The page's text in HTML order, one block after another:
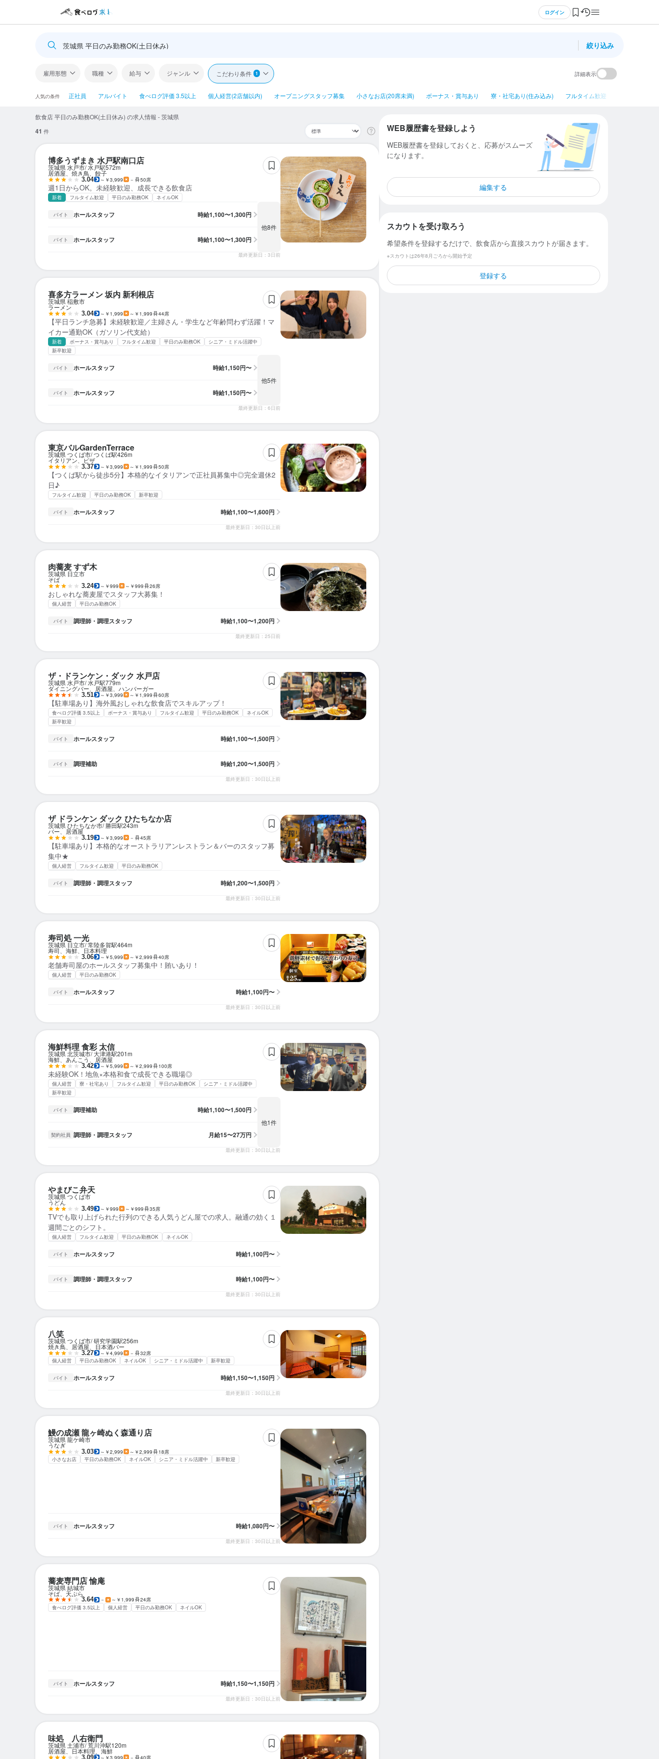
ログイン
茨城県 平日のみ勤務OK(土日休み) 絞り込み
雇用形態 職種 給与 ジャンル こだわり条件 1 詳細表示
人気の条件 正社員 アルバイト 食べログ評価 3.5以上 個人経営(2店舗以内) オープニングスタッフ募集 小さなお店(20席未満) ボーナス・賞与あり 寮・社宅あり(住み込み) フルタイム歓迎
飲食店 平日のみ勤務OK(土日休み) の求人情報 - 茨城県
41 件
博多うずまき 水戸駅南口店
茨城県 水戸市 水戸駅572m
居酒屋、焼き鳥、餃子
3.04 ～￥3,999 － 50席
週1日からOK。未経験歓迎、成長できる飲食店
新着 フルタイム歓迎 平日のみ勤務OK ネイルOK
バイト ホールスタッフ 時給1,100〜1,300円
バイト ホールスタッフ 時給1,100〜1,300円
他8件
最終更新日：3日前
喜多方ラーメン 坂内 新利根店
茨城県 稲敷市
ラーメン
3.04 ～￥1,999 ～￥1,999 44席
【平日ランチ急募】未経験歓迎／主婦さん・学生など年齢問わず活躍！マ
イカー通勤OK（ガソリン代支給）
新着 ボーナス・賞与あり フルタイム歓迎 平日のみ勤務OK
シニア・ミドル活躍中
新卒歓迎
バイト ホールスタッフ 時給1,150円〜
バイト ホールスタッフ 時給1,150円〜
他5件
最終更新日：6日前
東京バルGardenTerrace
茨城県 つくば市 つくば駅426m
イタリアン、ピザ
3.37 ～￥3,999 ～￥1,999 50席
【つくば駅から徒歩5分】本格的なイタリアンで正社員募集中◎完全週休2
日♪
フルタイム歓迎 平日のみ勤務OK 新卒歓迎
バイト ホールスタッフ 時給1,100〜1,600円
最終更新日：30日以上前
肉蕎麦 すず木
茨城県 日立市
そば
3.24 ～￥999 ～￥999 26席
おしゃれな蕎麦屋でスタッフ大募集！
個人経営 平日のみ勤務OK
バイト 調理師・調理スタッフ 時給1,100〜1,200円
最終更新日：25日前
ザ・ドランケン・ダック 水戸店
茨城県 水戸市 水戸駅779m
ダイニングバー、居酒屋、ハンバーガー
3.51 ～￥3,999 ～￥1,999 60席
【駐車場あり】海外風おしゃれな飲食店でスキルアップ！
食べログ評価 3.5以上 ボーナス・賞与あり フルタイム歓迎 平日のみ勤務OK
ネイルOK
新卒歓迎
バイト ホールスタッフ 時給1,100〜1,500円
バイト 調理補助 時給1,200〜1,500円
最終更新日：30日以上前
ザ ドランケン ダック ひたちなか店
茨城県 ひたちなか市 勝田駅243m
バー、居酒屋
3.19 ～￥3,999 － 45席
【駐車場あり】本格的なオーストラリアンレストラン＆バーのスタッフ募
集中★
個人経営 フルタイム歓迎 平日のみ勤務OK
バイト 調理師・調理スタッフ 時給1,200〜1,500円
最終更新日：30日以上前
寿司処 一光
茨城県 日立市 常陸多賀駅464m
寿司、海鮮、日本料理
3.06 ～￥5,999 ～￥2,999 40席
老舗寿司屋のホールスタッフ募集中！賄いあり！
個人経営 平日のみ勤務OK
バイト ホールスタッフ 時給1,100円〜
最終更新日：30日以上前
海鮮料理 食彩 太信
茨城県 北茨城市 大津港駅201m
海鮮、あんこう、居酒屋
3.42 ～￥5,999 ～￥2,999 100席
未経験OK！地魚×本格和食で成長できる職場◎
個人経営 寮・社宅あり フルタイム歓迎 平日のみ勤務OK
シニア・ミドル活躍中
新卒歓迎
バイト 調理補助 時給1,100〜1,500円
契約社員 調理師・調理スタッフ 月給15〜27万円
他1件
最終更新日：30日以上前
やまびこ弁天
茨城県 つくば市
うどん
3.49 ～￥999 ～￥999 35席
TVでも取り上げられた行列のできる人気うどん屋での求人。融通の効く１
週間ごとのシフト。
個人経営 フルタイム歓迎 平日のみ勤務OK ネイルOK
バイト ホールスタッフ 時給1,100円〜
バイト 調理師・調理スタッフ 時給1,100円〜
最終更新日：30日以上前
八笑
茨城県 つくば市 研究学園駅256m
焼き鳥、居酒屋、日本酒バー
3.27 ～￥4,999 －
32席
個人経営
平日のみ勤務OK ネイルOK シニア・ミドル活躍中 新卒歓迎
バイト ホールスタッフ 時給1,150〜1,150円
最終更新日：30日以上前
鰻の成瀬 龍ヶ崎ぬく森通り店
茨城県 龍ケ崎市
うなぎ
3.03 ～￥2,999 ～￥2,999
18席
小さなお店
平日のみ勤務OK ネイルOK シニア・ミドル活躍中 新卒歓迎
バイト ホールスタッフ 時給1,080円〜
最終更新日：30日以上前
蕎麦専門店 愉庵
茨城県 結城市
そば、天ぷら
3.64 － ～￥1,999
24席
食べログ評価 3.5以上
個人経営 平日のみ勤務OK ネイルOK
バイト ホールスタッフ 時給1,150〜1,150円
最終更新日：30日以上前
味処 八右衛門
茨城県 土浦市 荒川沖駅120m
居酒屋、日本料理、海鮮
3.09 ～￥3,999 － 40席
WEB履歴書を登録しよう
WEB履歴書を登録しておくと、応募がスムーズ
になります。
編集する
スカウトを受け取ろう
希望条件を登録するだけで、飲食店から直接スカウトが届きます。
※スカウトは26年8月ごろから開始予定
登録する
バイト ホールスタッフ
バイト ホールスタッフ 時給：
バイト ホールスタッフ
バイト ホールスタッフ
バイト ホールスタッフ
バイト 調理師・調理スタッフ
バイト ホールスタッフ
バイト 調理補助 時給：
バイト 調理師・調理スタッフ
バイト ホールスタッフ
バイト 調理補助
契約社員 調理師・調理スタッフ 月給：
バイト ホールスタッフ
バイト 調理師・調理スタッフ
バイト ホールスタッフ
バイト ホールスタッフ
バイト ホールスタッフ
バイト 調理補助
バイト 調理補助
バイト ホールスタッフ
バイト ホールスタッフ
バイト 調理師・調理スタッフ 時給：
バイト ホールスタッフ
バイト ホールスタッフ
バイト ホールスタッフ
バイト ホールスタッフ
バイト その他